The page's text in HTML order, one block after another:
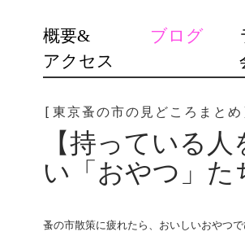
SKIP
TO
CONTENT
概要&
アクセス
ブログ
[東京蚤の市の見どころまとめ
【持っている
い「おやつ」た
蚤の市散策に疲れたら、おいしいおやつ